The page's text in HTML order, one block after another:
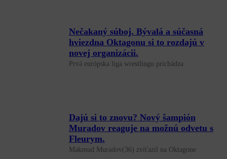
Nečakaný súboj. Bývalá a súčasná
hviezdna Oktagonu si to rozdajú v
novej organizácii.
Prvá európska liga wrestlingu prichádza
Dajú si to znovu? Nový šampión
Muradov reaguje na možnú odvetu s
Fleurym.
Makmud Muradov(36) zvíťazil na Oktagone